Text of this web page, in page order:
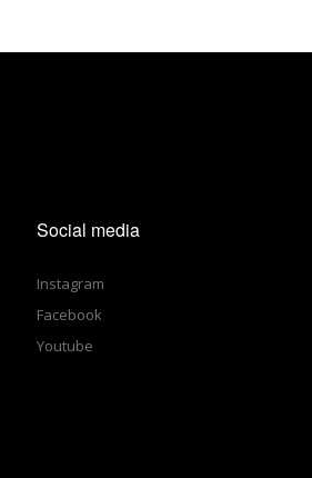
Social media
Instagram
Facebook
Youtube